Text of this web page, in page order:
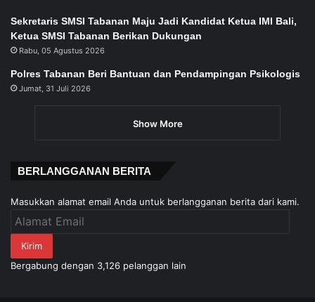
Sekretaris SMSI Tabanan Maju Jadi Kandidat Ketua IMI Bali,
Ketua SMSI Tabanan Berikan Dukungan
Rabu, 05 Agustus 2026
Polres Tabanan Beri Bantuan dan Pendampingan Psikologis
Jumat, 31 Juli 2026
Show More
BERLANGGANAN BERITA
Masukkan alamat email Anda untuk berlangganan berita dari kami.
Alamat
Kirim
Bergabung dengan 3,126 pelanggan lain